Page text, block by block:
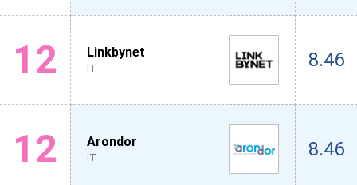
12 Linkbynet
IT 8.46
12 Arondor
IT 8.46